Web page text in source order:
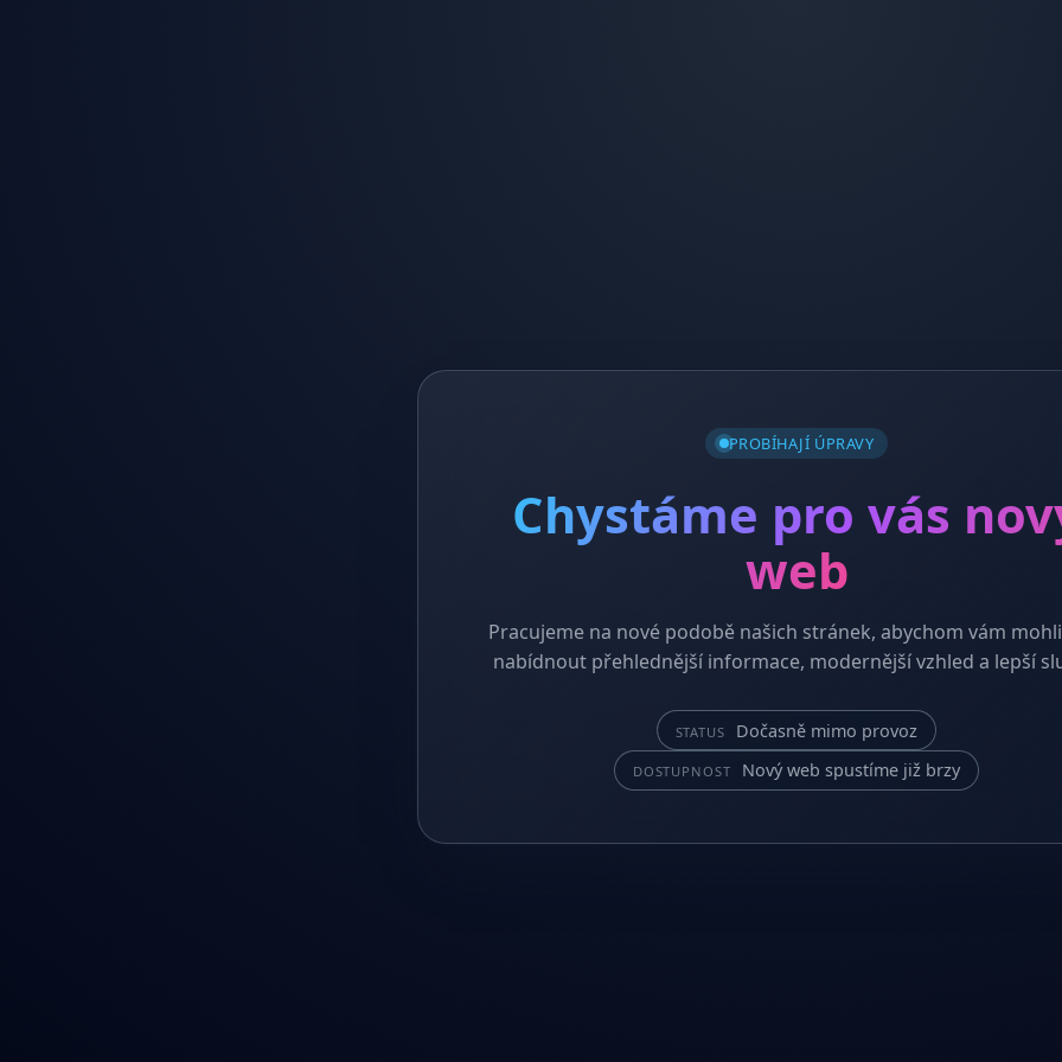
PROBÍHAJÍ ÚPRAVY
Chystáme pro vás
web
Pracujeme na nové podobě našich stránek, abychom vám
nabídnout přehlednější informace, modernější vzhled a lepší
STATUS Dočasně mimo provoz
DOSTUPNOST Nový web spustíme již brzy